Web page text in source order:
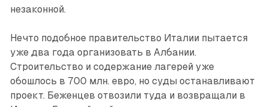
незаконной.
Нечто подобное правительство Италии пытается
уже два года организовать в Албании.
Строительство и содержание лагерей уже
обошлось в 700 млн. евро, но суды останавливают
проект. Беженцев отвозили туда и возвращали в